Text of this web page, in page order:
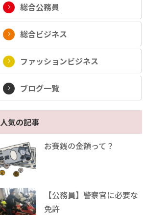
総合公務員
総合ビジネス
ファッションビジネス
ブログ一覧
人気の記事
お賽銭の金額って？
【公務員】警察官に必要な
免許